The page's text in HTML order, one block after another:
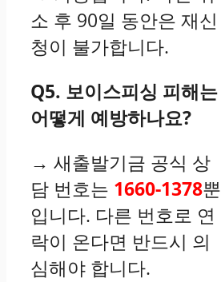
소 후 90일 동안은 재신
청이 불가합니다.
Q5. 보이스피싱 피해는
어떻게 예방하나요?
→ 새출발기금 공식 상
담 번호는 1660-1378뿐
입니다. 다른 번호로 연
락이 온다면 반드시 의
심해야 합니다.